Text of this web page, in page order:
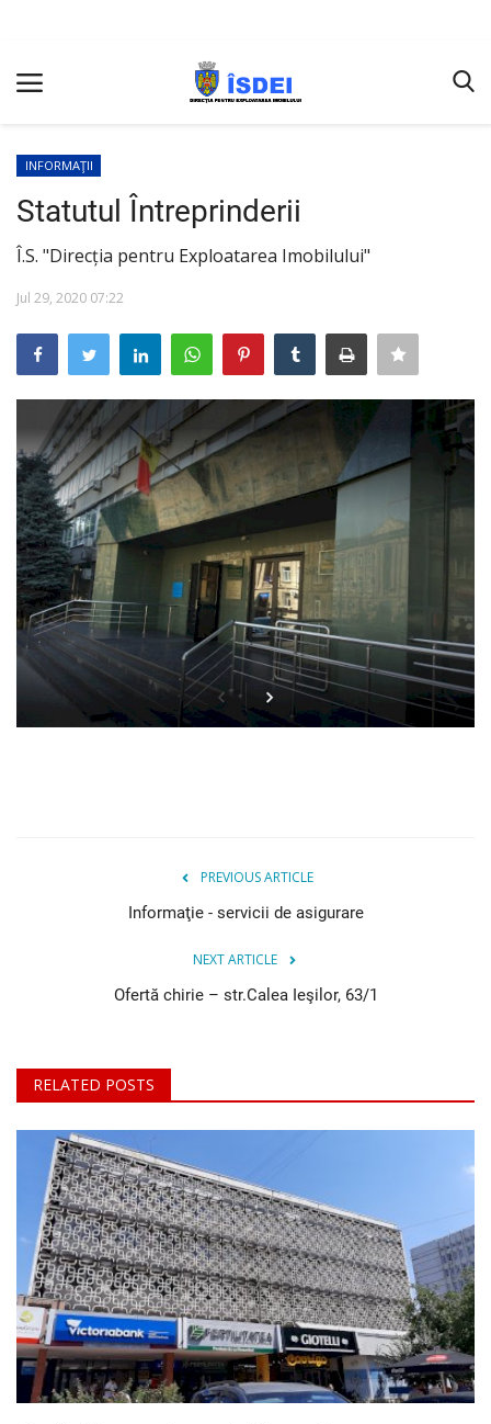
Rapoarte
Licitații
Achiziţii
SERVICII PRESTATE
Conducerea
Istorie
Contacte
Login
Register
INFORMAŢII
Statutul Întreprinderii
Î.S. "Direcția pentru Exploatarea Imobilului"
Jul 29, 2020 07:22
PREVIOUS ARTICLE
Informaţie - servicii de asigurare
NEXT ARTICLE
Ofertă chirie – str.Calea Ieşilor, 63/1
RELATED POSTS